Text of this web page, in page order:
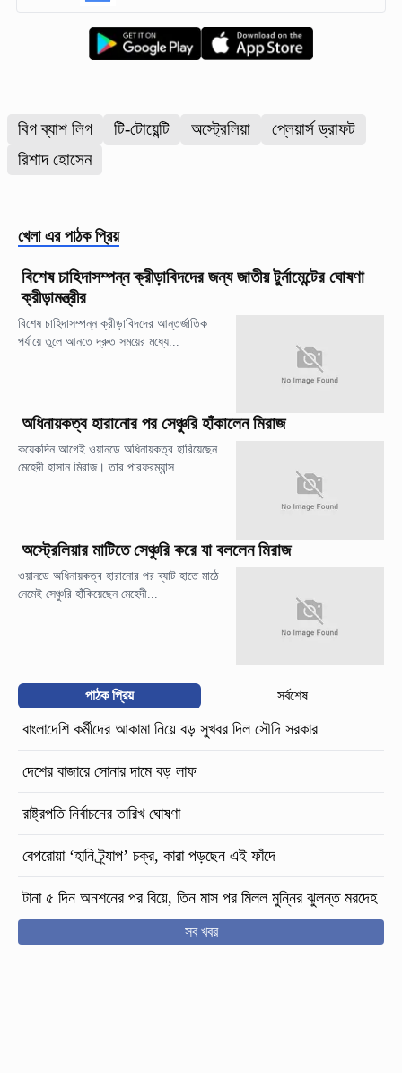
বিগ ব্যাশ লিগ টি-টোয়েন্টি অস্ট্রেলিয়া
প্লেয়ার্স ড্রাফট
রিশাদ হোসেন
খেলা এর পাঠক প্রিয়
বিশেষ চাহিদাসম্পন্ন ক্রীড়াবিদদের জন্য জাতীয় টুর্নামেন্টের ঘোষণা
ক্রীড়ামন্ত্রীর
বিশেষ চাহিদাসম্পন্ন ক্রীড়াবিদদের আন্তর্জাতিক
পর্যায়ে তুলে আনতে দ্রুত সময়ের মধ্যে...
অধিনায়কত্ব হারানোর পর সেঞ্চুরি হাঁকালেন মিরাজ
কয়েকদিন আগেই ওয়ানডে অধিনায়কত্ব হারিয়েছেন
মেহেদী হাসান মিরাজ। তার পারফরম্যান্স...
অস্ট্রেলিয়ার মাটিতে সেঞ্চুরি করে যা বললেন মিরাজ
ওয়ানডে অধিনায়কত্ব হারানোর পর ব্যাট হাতে মাঠে
নেমেই সেঞ্চুরি হাঁকিয়েছেন মেহেদী...
পাঠক প্রিয় সর্বশেষ
বাংলাদেশি কর্মীদের আকামা নিয়ে বড় সুখবর দিল সৌদি সরকার
দেশের বাজারে সোনার দামে বড় লাফ
রাষ্ট্রপতি নির্বাচনের তারিখ ঘোষণা
বেপরোয়া ‘হানি ট্র্যাপ’ চক্র, কারা পড়ছেন এই ফাঁদে
টানা ৫ দিন অনশনের পর বিয়ে, তিন মাস পর মিলল মুন্নির ঝুলন্ত মরদেহ
সব খবর